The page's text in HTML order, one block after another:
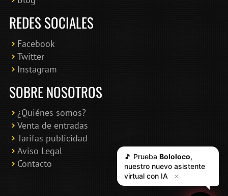
REDES SOCIALES
Facebook
Twitter
Instagram
SOBRE NOSOTROS
¿Quiénes somos?
Venta de entradas
Tarifas publicidad
Aviso Legal
Contacto
🎵 Prueba Bololoco,
nuestro nuevo asistente
virtual con IA
✕